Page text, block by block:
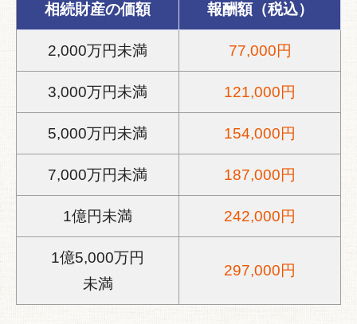
相続財産の価額 報酬額（税込）
2,000万円未満 77,000円
3,000万円未満 121,000円
5,000万円未満 154,000円
7,000万円未満 187,000円
1億円未満 242,000円
1億5,000万円
未満
297,000円